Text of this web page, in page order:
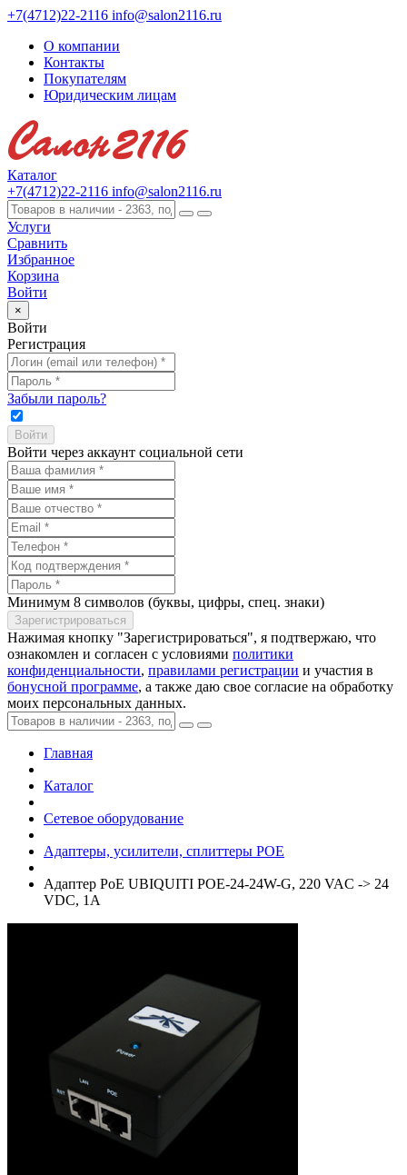
+7(4712)22-2116 info@salon2116.ru
О компании
Контакты
Покупателям
Юридическим лицам
Каталог
+7(4712)22-2116 info@salon2116.ru
Услуги
Сравнить
Избранное
Корзина
Войти
×
Войти
Регистрация
Забыли пароль?
Войти через аккаунт социальной сети
Минимум 8 символов (буквы, цифры, спец. знаки)
Нажимая кнопку "Зарегистрироваться", я подтвержаю, что
ознакомлен и согласен с условиями политики
конфиденциальности, правилами регистрации и участия в
бонусной программе, а также даю свое согласие на обработку
моих персональных данных.
Главная
Каталог
Сетевое оборудование
Адаптеры, усилители, сплиттеры POE
Адаптер PoE UBIQUITI POE-24-24W-G, 220 VAC -> 24
VDC, 1А